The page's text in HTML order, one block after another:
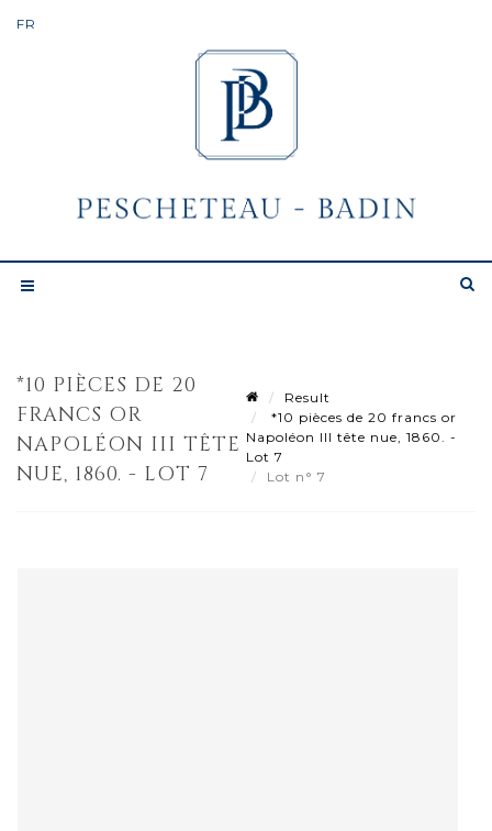
*10 PIÈCES DE 20
FRANCS OR
NAPOLÉON III TÊTE
NUE, 1860. - LOT 7
Result
*10 pièces de 20 francs or
Napoléon III tête nue, 1860. -
Lot 7
Lot n° 7